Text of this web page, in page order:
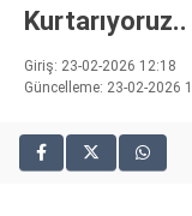
bonusu
siteler
2025
bonusu
veren
Kurtarıyoruz..
Giriş: 23-02-2026 12:18
Güncelleme: 23-02-2026